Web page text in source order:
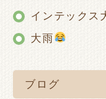
インテックス
大雨
ブログ